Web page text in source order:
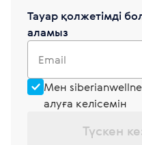
Тауар қолжетімді
аламыз
Email
Мен
алуға келісемін
Түскен